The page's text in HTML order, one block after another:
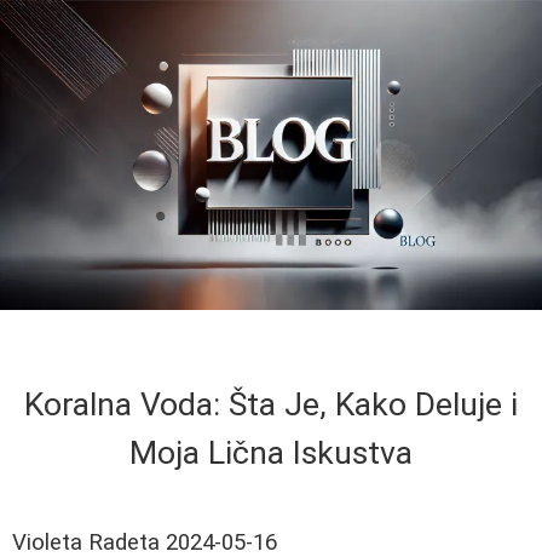
Koralna Voda: Šta Je, Kako Deluje i
Moja Lična Iskustva
Violeta Radeta 2024-05-16